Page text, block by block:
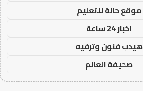
موقع حالة للتعليم
اخبار 24 ساعة
هيدب فنون وترفيه
صحيفة العالم